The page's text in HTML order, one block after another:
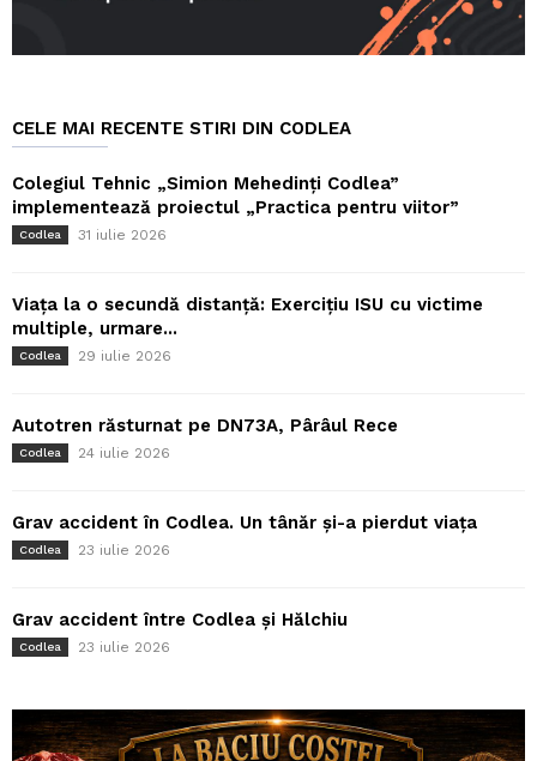
CELE MAI RECENTE STIRI DIN CODLEA
Colegiul Tehnic „Simion Mehedinți Codlea”
implementează proiectul „Practica pentru viitor”
Codlea 31 iulie 2026
Viața la o secundă distanță: Exercițiu ISU cu victime
multiple, urmare...
Codlea 29 iulie 2026
Autotren răsturnat pe DN73A, Pârâul Rece
Codlea 24 iulie 2026
Grav accident în Codlea. Un tânăr și-a pierdut viața
Codlea 23 iulie 2026
Grav accident între Codlea și Hălchiu
Codlea 23 iulie 2026